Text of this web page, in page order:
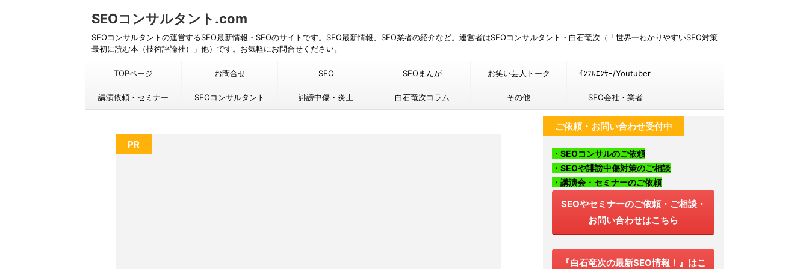
SEOコンサルタント.com
SEOコンサルタントの運営するSEO最新情報・SEOのサイトです。SEO最新情報、SEO業者の紹介など。運営者はSEOコンサルタント・白石竜次（「世界一わかりやすいSEO対策
最初に読む本（技術評論社）」他）です。お気軽にお問合せください。
TOPページ お問合せ SEO SEOまんが お笑い芸人トーク ｲﾝﾌﾙｴﾝｻｰ/Youtuber
講演依頼・セミナー SEOコンサルタント 誹謗中傷・炎上 白石竜次コラム その他 SEO会社・業者
PR
ご依頼・お問い合わせ受付中
・SEOコンサルのご依頼
・SEOや誹謗中傷対策のご相談
・講演会・セミナーのご依頼
SEOやセミナーのご依頼・ご相談・
お問い合わせはこちら
『白石竜次の最新SEO情報！』はこ